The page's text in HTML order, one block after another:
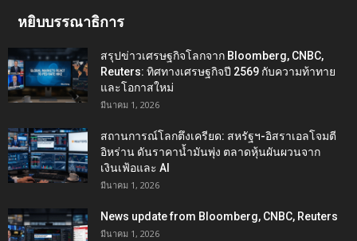
หยิบบรรณาธิการ
สรุปข่าวเศรษฐกิจโลกจาก Bloomberg, CNBC,
Reuters: ทิศทางเศรษฐกิจปี 2569 กับความท้าทาย
และโอกาสใหม่
มีนาคม 1, 2026
สถานการณ์โลกตึงเครียด: สหรัฐฯ-อิสราเอลโจมตี
อิหร่าน ดันราคาน้ำมันพุ่ง ตลาดหุ้นผันผวนจาก
เงินเฟ้อและ AI
มีนาคม 1, 2026
News update from Bloomberg, CNBC, Reuters
มีนาคม 1, 2026